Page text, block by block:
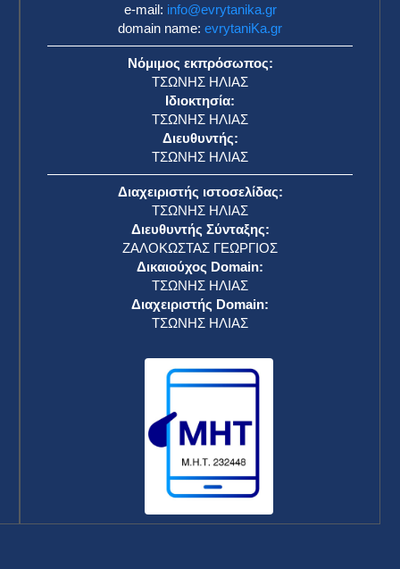
e-mail: info@evrytanika.gr
domain name: evrytaniKa.gr
Νόμιμος εκπρόσωπος:
ΤΣΩΝΗΣ ΗΛΙΑΣ
Ιδιοκτησία:
ΤΣΩΝΗΣ ΗΛΙΑΣ
Διευθυντής:
ΤΣΩΝΗΣ ΗΛΙΑΣ
Διαχειριστής ιστοσελίδας:
ΤΣΩΝΗΣ ΗΛΙΑΣ
Διευθυντής Σύνταξης:
ΖΑΛΟΚΩΣΤΑΣ ΓΕΩΡΓΙΟΣ
Δικαιούχος Domain:
ΤΣΩΝΗΣ ΗΛΙΑΣ
Διαχειριστής Domain:
ΤΣΩΝΗΣ ΗΛΙΑΣ